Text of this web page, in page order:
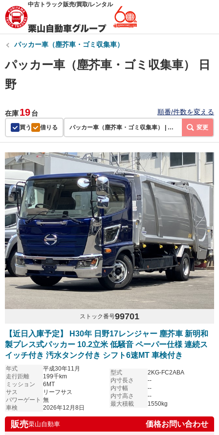
中古トラック販売/買取/レンタル
パッカー車（塵芥車・ゴミ収集車）
パッカー車（塵芥車・ゴミ収集車） 日
野
在庫19台 順番/件数を変える
買う 借りる パッカー車（塵芥車・ゴミ収集車） | 日野 変更
ストック番号99701
【近日入庫予定】 H30年 日野17レンジャー 塵芥車 新明和
製プレス式パッカー 10.2立米 低騒音 ペーパー仕様 連続ス
イッチ付き 汚水タンク付き シフト6速MT 車検付き
年式
平成30年11月
走行距離
199千km
ミッション
6MT
サス
リーフサス
パワーゲート 無
車検
2026年12月8日
型式
2KG-FC2ABA
内寸長さ
--
内寸幅
--
内寸高さ
--
最大積載
1550kg
販売栗山自動車 価格お問い合わせ